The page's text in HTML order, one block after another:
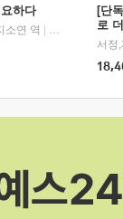
하다
소연 역
알에이치코리
[단
로